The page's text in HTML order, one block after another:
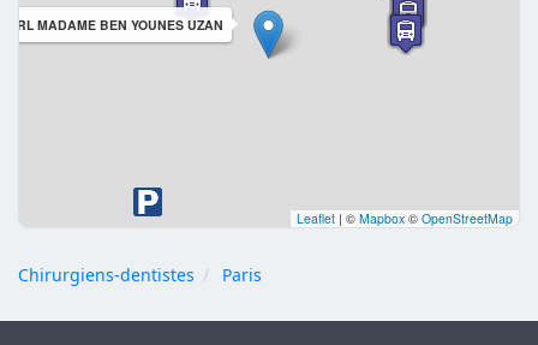
MADAME BEN YOUNES UZAN
Leaflet | © Mapbox © OpenStreetMap
Chirurgiens-dentistes Paris